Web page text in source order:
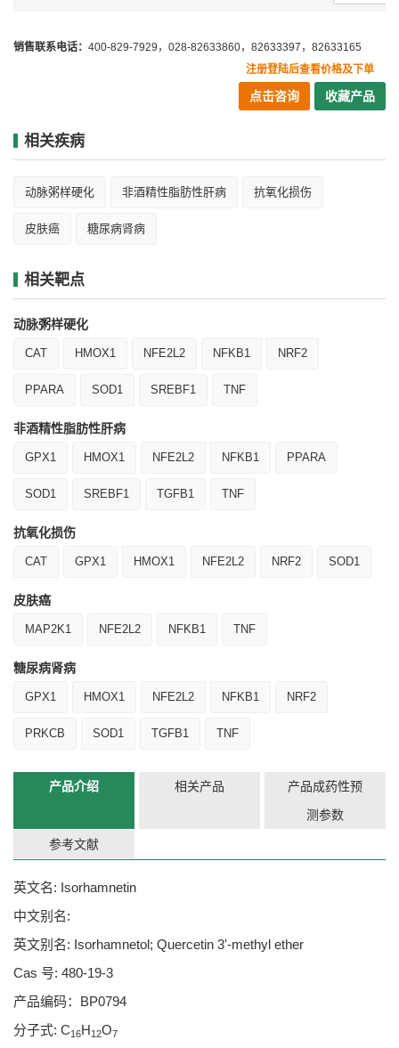
销售联系电话： 400-829-7929，028-82633860，82633397，82633165
注册登陆后查看价格及下单
点击咨询 收藏产品
相关疾病
动脉粥样硬化 非酒精性脂肪性肝病 抗氧化损伤
皮肤癌 糖尿病肾病
相关靶点
动脉粥样硬化
CAT HMOX1 NFE2L2 NFKB1 NRF2
PPARA SOD1 SREBF1 TNF
非酒精性脂肪性肝病
GPX1 HMOX1 NFE2L2 NFKB1 PPARA
SOD1 SREBF1 TGFB1 TNF
抗氧化损伤
CAT GPX1 HMOX1 NFE2L2 NRF2 SOD1
皮肤癌
MAP2K1 NFE2L2 NFKB1 TNF
糖尿病肾病
GPX1 HMOX1 NFE2L2 NFKB1 NRF2
PRKCB SOD1 TGFB1 TNF
产品介绍 相关产品
产品成药性预
测参数
参考文献
英文名: Isorhamnetin
中文别名:
英文别名: Isorhamnetol; Quercetin 3'-methyl ether
Cas 号: 480-19-3
产品编码：BP0794
分子式: C16H12O7